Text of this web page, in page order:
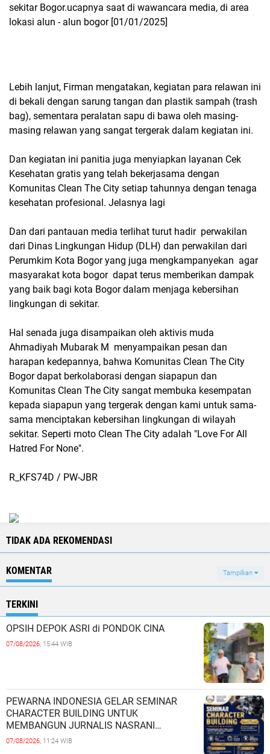
sekitar Bogor.ucapnya saat di wawancara media, di area
lokasi alun - alun bogor [01/01/2025]
Lebih lanjut, Firman mengatakan, kegiatan para relawan ini
di bekali dengan sarung tangan dan plastik sampah (trash
bag), sementara peralatan sapu di bawa oleh masing-
masing relawan yang sangat tergerak dalam kegiatan ini.
Dan kegiatan ini panitia juga menyiapkan layanan Cek
Kesehatan gratis yang telah bekerjasama dengan
Komunitas Clean The City setiap tahunnya dengan tenaga
kesehatan profesional. Jelasnya lagi
Dan dari pantauan media terlihat turut hadir perwakilan
dari Dinas Lingkungan Hidup (DLH) dan perwakilan dari
Perumkim Kota Bogor yang juga mengkampanyekan agar
masyarakat kota bogor dapat terus memberikan dampak
yang baik bagi kota Bogor dalam menjaga kebersihan
lingkungan di sekitar.
Hal senada juga disampaikan oleh aktivis muda
Ahmadiyah Mubarak M menyampaikan pesan dan
harapan kedepannya, bahwa Komunitas Clean The City
Bogor dapat berkolaborasi dengan siapapun dan
Komunitas Clean The City sangat membuka kesempatan
kepada siapapun yang tergerak dengan kami untuk sama-
sama menciptakan kebersihan lingkungan di wilayah
sekitar. Seperti moto Clean The City adalah "Love For All
Hatred For None".
R_KFS74D / PW-JBR
TIDAK ADA REKOMENDASI
KOMENTAR Tampilkan
TERKINI
OPSIH DEPOK ASRI di PONDOK CINA
07/08/2026, 15:44 WIB
PEWARNA INDONESIA GELAR SEMINAR
CHARACTER BUILDING UNTUK
MEMBANGUN JURNALIS NASRANI
BERINTEGRITAS DAN BERDAMPAK*
07/08/2026, 11:24 WIB